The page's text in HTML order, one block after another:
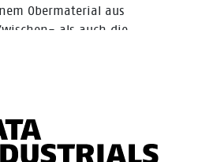
Obermaterial aus
als auch die
Zehenschutzkappe. Sie
der dem einer Stahlkappe